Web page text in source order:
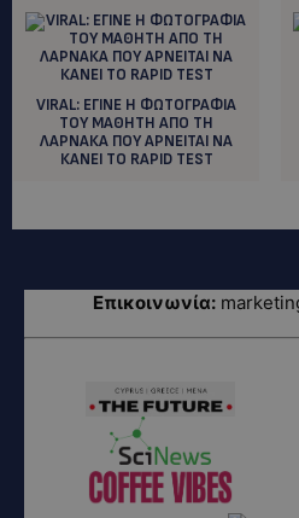
VIRAL: ΕΓΙΝΕ Η ΦΩΤΟΓΡΑΦΙΑ
ΤΟΥ ΜΑΘΗΤΗ ΑΠΟ ΤΗ
ΛΑΡΝΑΚΑ ΠΟΥ ΑΡΝΕΙΤΑΙ ΝΑ
ΚΑΝΕΙ ΤΟ RAPID TEST
Επικοινωνία: